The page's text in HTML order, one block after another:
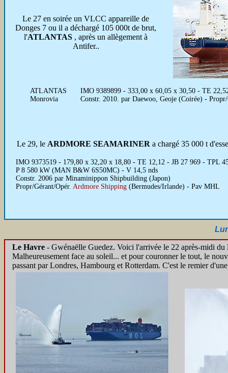
Le 27 en soirée un VLCC appareille de
Donges 7 ou il a déchargé 105 000t de brut,
l'ATLANTAS , après un allègement à
Antifer..
ATLANTAS
Monrovia
IMO 9389899 - 333,00 x 60,05 x 30,50 - TE
Constr. 2010. par Daewoo, Geoje (Coirée) -
Le 29, le ARDMORE SEAMARINER a chargé 35 000 t
IMO 9373519 - 179,80 x 32,20 x 18,80 - TE 12,12 - JB 27 969 - TPL
P 8 580 kW (MAN B&W 6S50MC) - V 14,5 nds
Constr. 2006 par Minaminippon Shipbuilding (Japon)
Propr/Gérant/Opér. Ardmore Shipping(Bermudes/Irlande) - Pav MHL
Le Havre - Gwénaëlle Guedez. Voici l'arrivée le 22 après-midi du
Malheureusement face au soleil... et pour couronner le tout, le
passant par Londres, Hambourg et Rotterdam. C'est le remier